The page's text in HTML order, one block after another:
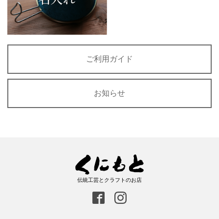
ご利用ガイド
お知らせ
伝統工芸とクラフトのお店